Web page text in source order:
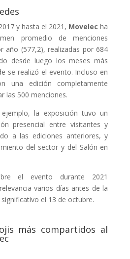
y hasta el 2021, Movelec ha
promedio de menciones
año (577,2), realizadas por 684
desde luego los meses más
se realizó el evento. Incluso en
una edición completamente
las 500 menciones.
la exposición tuvo un
presencial entre visitantes y
a las ediciones anteriores, y
del sector y del Salón en
el evento durante 2021
varios días antes de la
el 13 de octubre.
más compartidos al